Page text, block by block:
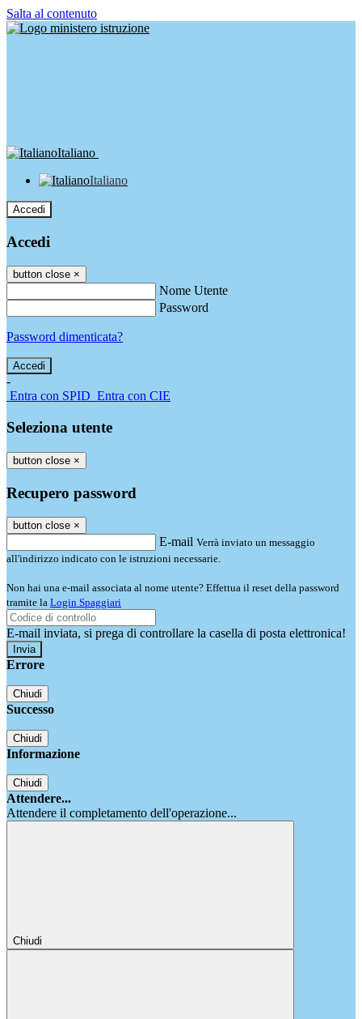
Salta al contenuto
Italiano
Italiano
Accedi
Accedi
button close ×
Nome Utente
Password
Password dimenticata?
-
Entra con SPID Entra con CIE
Seleziona utente
button close ×
Recupero password
button close ×
E-mail Verrà inviato un messaggio
all'indirizzo indicato con le istruzioni necessarie.
Non hai una e-mail associata al nome utente? Effettua il reset della password
tramite la Login Spaggiari
E-mail inviata, si prega di controllare la casella di posta elettronica!
Errore
Chiudi
Successo
Chiudi
Informazione
Chiudi
Attendere...
Attendere il completamento dell'operazione...
Chiudi